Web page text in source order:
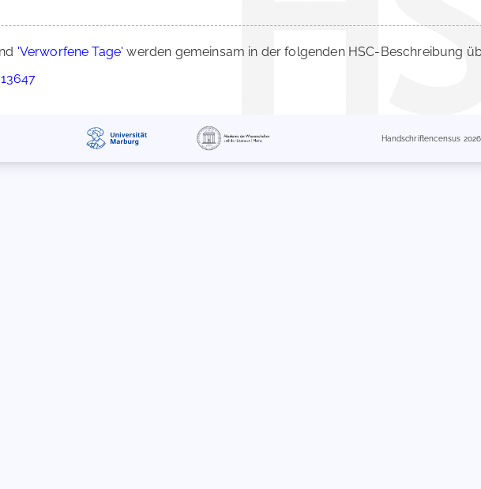
'Verworfene Tage' werden gemeinsam in der folgenden HSC-Beschreibung
Handschriftencensus 2026